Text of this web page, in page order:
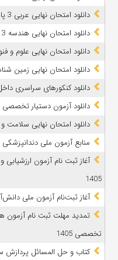
دانلود امتحان نهایی عربی 3 پایه دوازدهم تیر 1405 + پاسخ
دانلود امتحان نهایی هندسه 3 پایه دوازدهم تیر 1405
دانلود امتحان نهایی علوم و فنون ادبی 3 پایه
دانلود امتحان نهایی زمین
دانلود کنکورهای سراسری داخل و
دانلود آزمون دستیار تخصصی پزشکی سال
دانلود امتحان نهایی سلامت و
ﻣﻨﺎﺑﻊ آزﻣﻮن ﻣﻠﯽ دندانپزشکی سال 1405 (دوره های
آغاز ثبت نام آزمون‌
1405
آغاز ثبت‌نام آزمون ملی
تمدید مهلت ثبت نام آزمون
تخصصی 1405